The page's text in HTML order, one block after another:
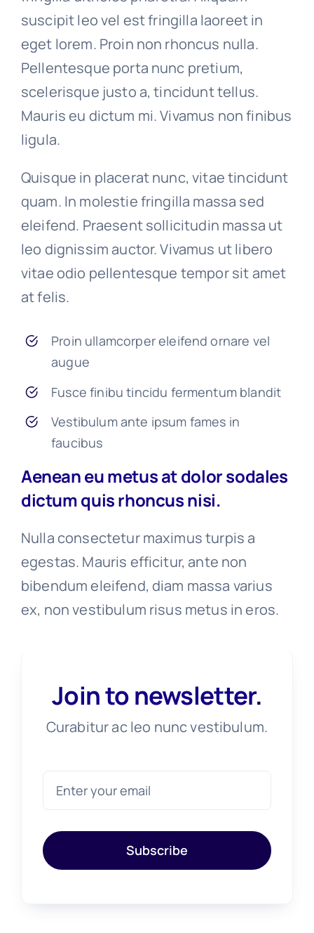
suscipit leo vel est fringilla laoreet in
eget lorem. Proin non rhoncus nulla.
Pellentesque porta nunc pretium,
scelerisque justo a, tincidunt tellus.
Mauris eu dictum mi. Vivamus non finibus
ligula.
Quisque in placerat nunc, vitae tincidunt
quam. In molestie fringilla massa sed
eleifend. Praesent sollicitudin massa ut
leo dignissim auctor. Vivamus ut libero
vitae odio pellentesque tempor sit amet
at felis.
Proin ullamcorper eleifend ornare vel
augue
Fusce finibu tincidu fermentum blandit
Vestibulum ante ipsum fames in
faucibus
Aenean eu metus at dolor sodales
dictum quis rhoncus nisi.
Nulla consectetur maximus turpis a
egestas. Mauris efficitur, ante non
bibendum eleifend, diam massa varius
ex, non vestibulum risus metus in eros.
Join to newsletter.
Curabitur ac leo nunc vestibulum.
Subscribe